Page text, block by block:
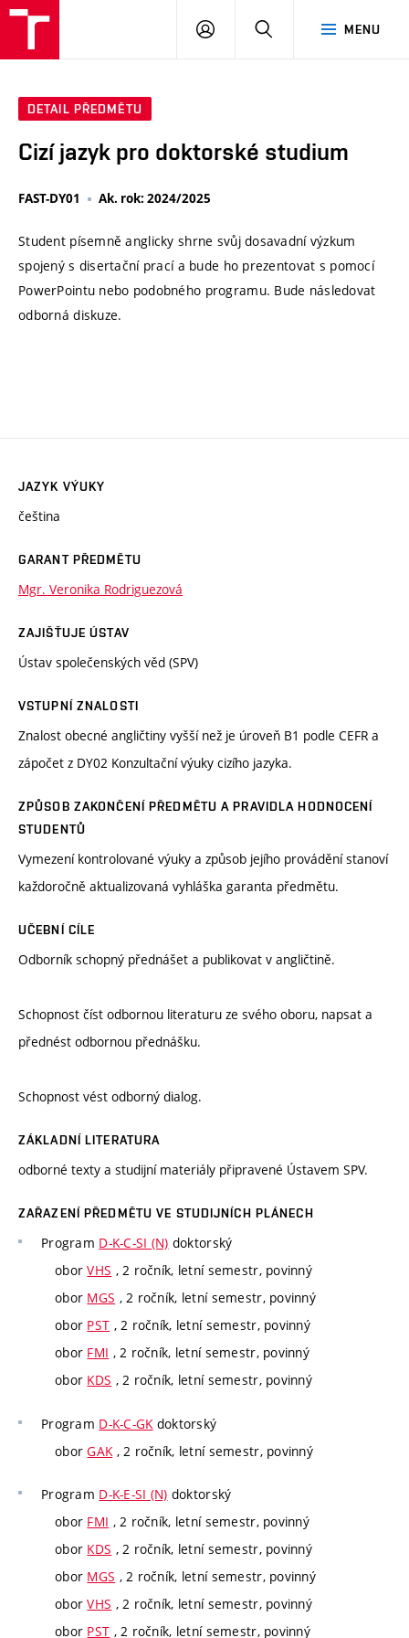
MENU
PŘIHLÁSIT
DETAIL PŘEDMĚTU
Cizí jazyk pro doktorské studium
FAST-DY01 Ak. rok: 2024/2025
Student písemně anglicky shrne svůj dosavadní výzkum
spojený s disertační prací a bude ho prezentovat s pomocí
PowerPointu nebo podobného programu. Bude následovat
odborná diskuze.
JAZYK VÝUKY
čeština
GARANT PŘEDMĚTU
Mgr. Veronika Rodriguezová
ZAJIŠŤUJE ÚSTAV
Ústav společenských věd (SPV)
VSTUPNÍ ZNALOSTI
Znalost obecné angličtiny vyšší než je úroveň B1 podle CEFR a
zápočet z DY02 Konzultační výuky cizího jazyka.
ZPŮSOB ZAKONČENÍ PŘEDMĚTU A PRAVIDLA HODNOCENÍ
STUDENTŮ
Vymezení kontrolované výuky a způsob jejího provádění stanoví
každoročně aktualizovaná vyhláška garanta předmětu.
UČEBNÍ CÍLE
Odborník schopný přednášet a publikovat v angličtině.
Schopnost číst odbornou literaturu ze svého oboru, napsat a
přednést odbornou přednášku.
Schopnost vést odborný dialog.
ZÁKLADNÍ LITERATURA
odborné texty a studijní materiály připravené Ústavem SPV.
ZAŘAZENÍ PŘEDMĚTU VE STUDIJNÍCH PLÁNECH
Program D-K-C-SI (N) doktorský
oborVHS , 2 ročník, letní semestr, povinný
obor MGS , 2 ročník, letní semestr, povinný
obor PST , 2 ročník, letní semestr, povinný
obor FMI , 2 ročník, letní semestr, povinný
obor KDS , 2 ročník, letní semestr, povinný
Program D-K-C-GK doktorský
oborGAK , 2 ročník, letní semestr, povinný
Program D-K-E-SI (N) doktorský
obor FMI , 2 ročník, letní semestr, povinný
obor KDS , 2 ročník, letní semestr, povinný
obor MGS , 2 ročník, letní semestr, povinný
oborVHS , 2 ročník, letní semestr, povinný
obor PST , 2 ročník, letní semestr, povinný